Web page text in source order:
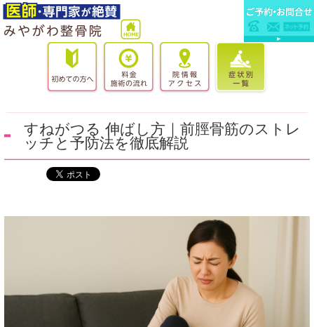
すねがつる 伸ばし方｜前脛骨筋のストレ
ッチと予防法を徹底解説